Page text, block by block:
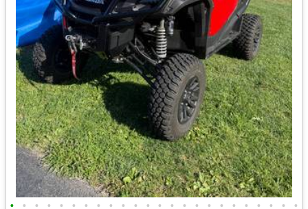
• • • • • • • • • • • • • • • • • • • • • • • •